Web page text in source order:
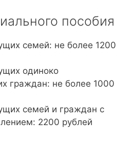
пособия
семей: не более 1200
одиноко
граждан: не более 1000
семей и граждан с
2200 рублей